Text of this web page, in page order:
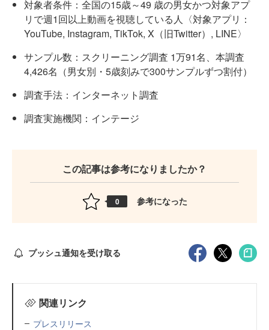
対象者条件：全国の15歳～49 歳の男女かつ対象アプ
リで週1回以上動画を視聴している人〈対象アプリ：
YouTube, Instagram, TikTok, X（旧Twitter）, LINE〉
サンプル数：スクリーニング調査 1万91名、本調査
4,426名（男女別・5歳刻みで300サンプルずつ割付）
調査手法：インターネット調査
調査実施機関：インテージ
この記事は参考になりましたか？
0 参考になった
プッシュ通知を受け取る
関連リンク
プレスリリース